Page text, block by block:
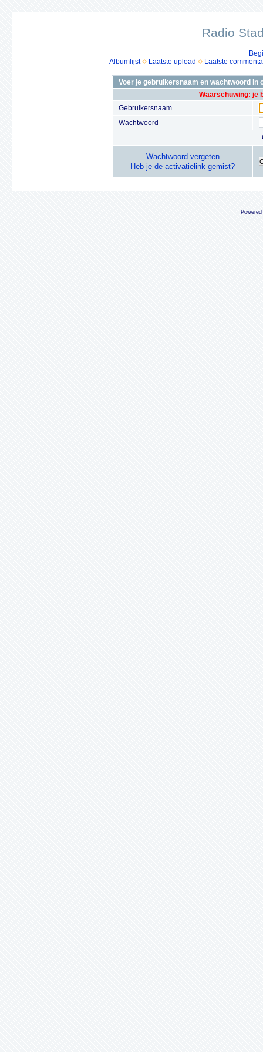
Radio
Albumlijst
Laatste upload Laatste
Voer je gebruikersnaam en wachtwoord in
Waarschuwing: je
Gebruikersnaam
Wachtwoord
Wachtwoord vergeten
Heb je de activatielink gemist?